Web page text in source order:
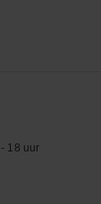
18 uur